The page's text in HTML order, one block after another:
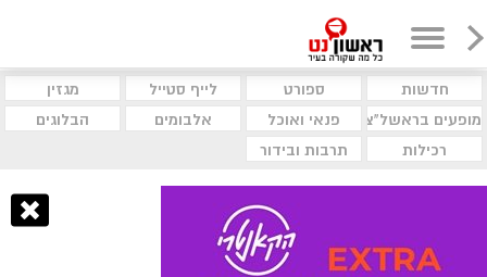
חדשות ספורט לייף סטייל
מגזין
מופעים בראשל"צ
פנאי ואוכל אלבומים
הבלוגים
רכילות
תרבות ובידור